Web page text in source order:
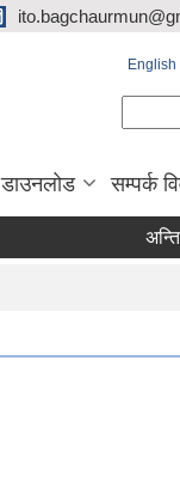
English
डाउनलोड सम्पर्क
अन्तिम